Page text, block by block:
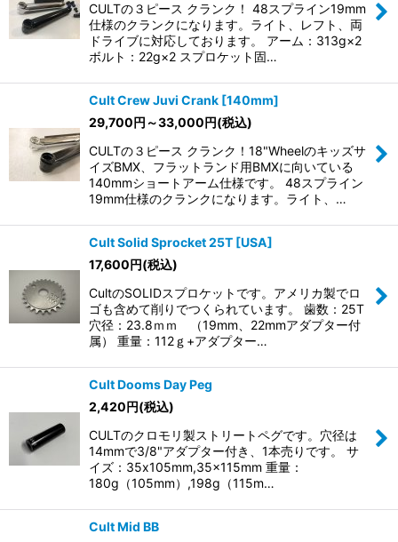
CULTの３ピース クランク！ 48スプライン19mm
仕様のクランクになります。ライト、レフト、両
ドライブに対応しております。 アーム：313g×2
ボルト：22g×2 スプロケット固…
Cult Crew Juvi Crank [140mm]
29,700円 ～33,000円(税込)
CULTの３ピース クランク！18"Wheelのキッズサ
イズBMX、フラットランド用BMXに向いている
140mmショートアーム仕様です。 48スプライン
19mm仕様のクランクになります。ライト、…
Cult Solid Sprocket 25T [USA]
17,600円(税込)
CultのSOLIDスプロケットです。アメリカ製でロ
ゴも含めて削りでつくられています。 歯数：25T
穴径：23.8ｍｍ （19mm、22mmアダプター付
属） 重量：112ｇ+アダプター…
Cult Dooms Day Peg
2,420円(税込)
CULTのクロモリ製ストリートペグです。穴径は
14mmで3/8"アダプター付き、1本売りです。 サ
イズ：35x105mm,35x115mm 重量：
180g（105mm）,198g（115m…
Cult Mid BB